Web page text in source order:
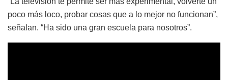
poco más loco, probar cosas que a lo mejor no funcionan”,
señalan. “Ha sido una gran escuela para nosotros”.